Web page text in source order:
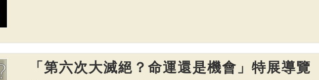
「第六次大滅絕？命運還是機會」特展導覽